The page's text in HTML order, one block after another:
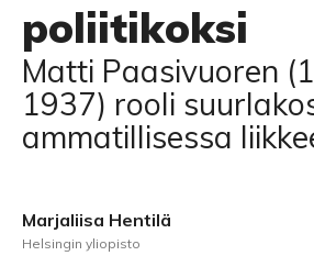
poliitikoksi
Matti Paasivuoren
1937) rooli
ammatillisessa
Marjaliisa Hentilä
Helsingin yliopisto